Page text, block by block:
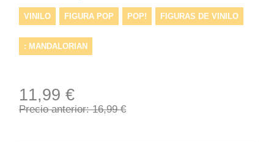
VINILO FIGURA POP POP! FIGURAS DE VINILO
: MANDALORIAN
STAR WARS STAR WARS
11,99 €
Precio anterior: 16,99 €